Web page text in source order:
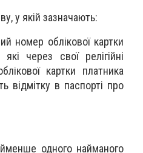
у якій зазначають:
номер облікової картки
через свої релігійні
картки платника
відмітку в паспорті про
одного найманого